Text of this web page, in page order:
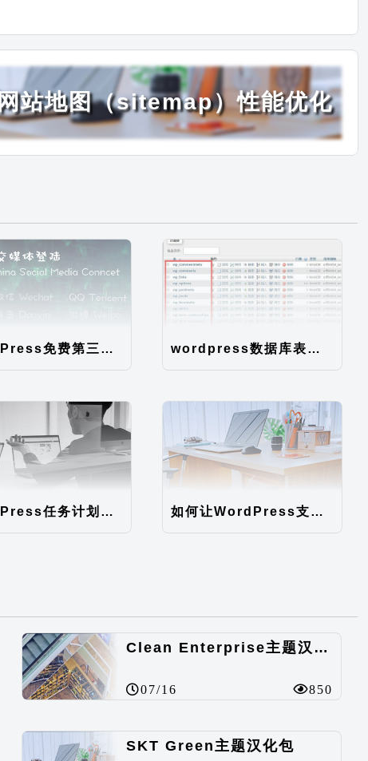
站地图（sitemap）性能优化
WordPress免费第三方登录插件Mark Social SSO wordpress数据库表说明
WordPress任务计划异步执行（WordPress后台速度优化） 如何让WordPress支持中文注册
Clean Enterprise主题汉化包
07/16 850
SKT Green主题汉化包